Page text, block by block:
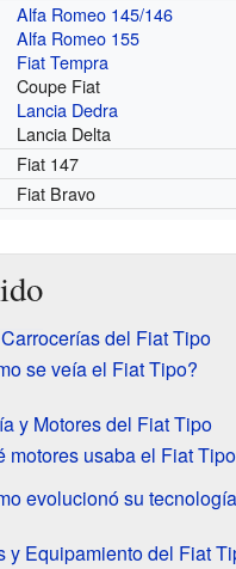
Alfa Romeo 145/146
Alfa Romeo 155
Fiat Tempra
Coupe Fiat
Lancia Dedra
Lancia Delta
Fiat 147
Fiat Bravo
del Fiat Tipo
se veía el Fiat Tipo?
y Motores del Fiat Tipo
motores usaba el Fiat
evolucionó su
y Equipamiento del Fiat